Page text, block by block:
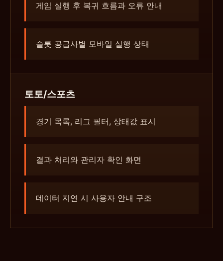
게임 실행 후 복귀 흐름과 오류 안내
슬롯 공급사별 모바일 실행 상태
토토/스포츠
경기 목록, 리그 필터, 상태값 표시
결과 처리와 관리자 확인 화면
데이터 지연 시 사용자 안내 구조